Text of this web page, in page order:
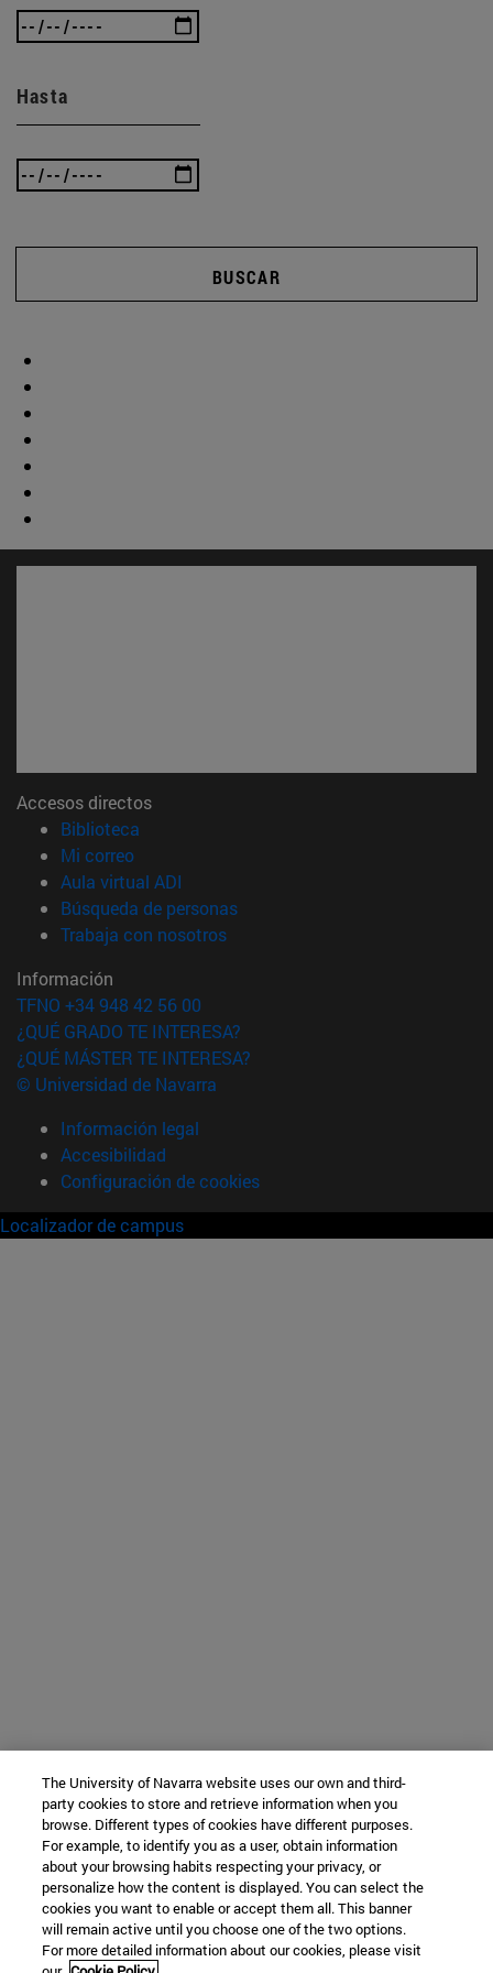
Hasta
BUSCAR
Accesos directos
Biblioteca
Mi correo(abre en nueva ventana)
Aula virtual ADI
Búsqueda de personas(abre en nueva ventana)
Trabaja con nosotros(abre en nueva ventana)
Información
TFNO +34 948 42 56 00
¿QUÉ GRADO TE INTERESA?
¿QUÉ MÁSTER TE INTERESA?
© Universidad de Navarra
Información legal
Accesibilidad
Configuración de cookies
Localizador de campus
The University of Navarra website uses our own and third-
party cookies to store and retrieve information when you
browse. Different types of cookies have different purposes.
For example, to identify you as a user, obtain information
about your browsing habits respecting your privacy, or
personalize how the content is displayed. You can select the
cookies you want to enable or accept them all. This banner
will remain active until you choose one of the two options.
For more detailed information about our cookies, please visit